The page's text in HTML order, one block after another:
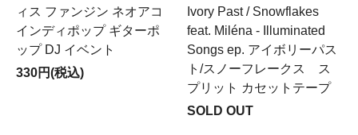
ィス ファンジン ネオアコ
インディポップ ギターポ
ップ DJ イベント
330円(税込)
Ivory Past / Snowflakes
feat. Miléna - Illuminated
Songs ep. アイボリーパス
ト/スノーフレークス ス
プリット カセットテープ
SOLD OUT